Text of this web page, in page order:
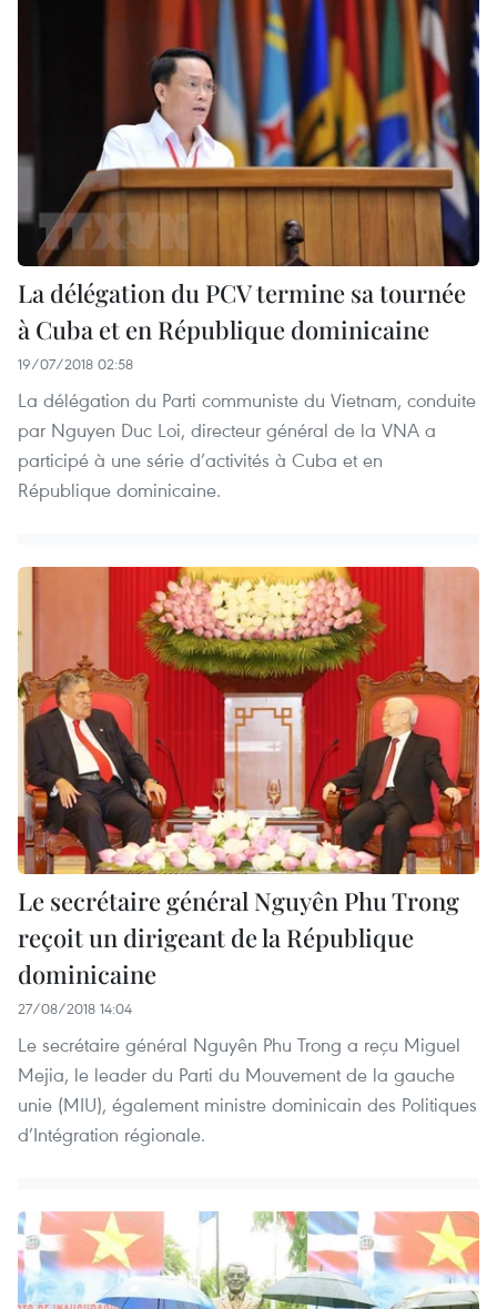
La délégation du PCV termine sa tournée
à Cuba et en République dominicaine
19/07/2018 02:58
La délégation du Parti communiste du Vietnam, conduite
par Nguyen Duc Loi, directeur général de la VNA a
participé à une série d’activités à Cuba et en
République dominicaine.
Le secrétaire général Nguyên Phu Trong
reçoit un dirigeant de la République
dominicaine
27/08/2018 14:04
Le secrétaire général Nguyên Phu Trong a reçu Miguel
Mejia, le leader du Parti du Mouvement de la gauche
unie (MIU), également ministre dominicain des Politiques
d’Intégration régionale.